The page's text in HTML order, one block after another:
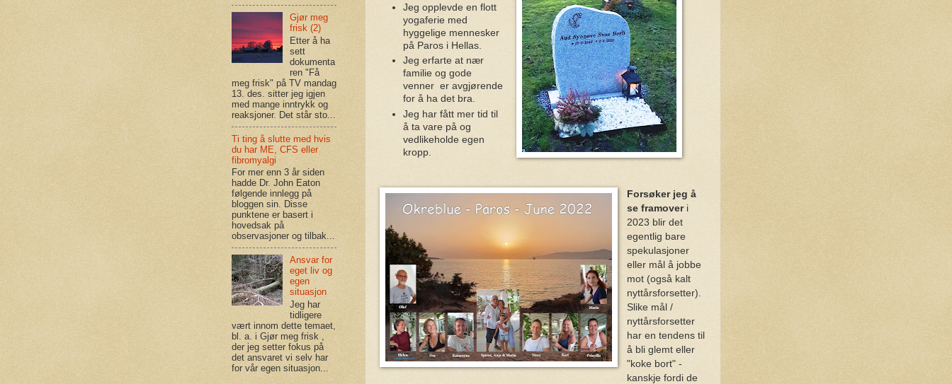
Jeg opplevde en flott
yogaferie med
hyggelige mennesker
på Paros i Hellas.
Jeg erfarte at nær
familie og gode
venner er avgjørende
for å ha det bra.
Jeg har fått mer tid til
å ta vare på og
vedlikeholde egen
kropp.
Forsøker jeg å
se framoveri
2023 blir det
egentlig bare
spekulasjoner
eller mål å jobbe
mot (også kalt
nyttårsforsetter).
Slike mål /
nyttårsforsetter
har en tendens til
å bli glemt eller
"koke bort" -
kanskje fordi de
Gjør meg
frisk (2)
Etter å ha
sett
dokumenta
ren "Få
meg frisk" på TV mandag
13. des. sitter jeg igjen
med mange inntrykk og
reaksjoner. Det står sto...
Ti ting å slutte med hvis
du har ME, CFS eller
fibromyalgi
For mer enn 3 år siden
hadde Dr. John Eaton
følgende innlegg på
bloggen sin. Disse
punktene er basert i
hovedsak på
observasjoner og tilbak...
Ansvar for
eget liv og
egen
situasjon
Jeg har
tidligere
vært innom dette temaet,
bl. a. i Gjør meg frisk ,
der jeg setter fokus på
det ansvaret vi selv har
for vår egen situasjon...